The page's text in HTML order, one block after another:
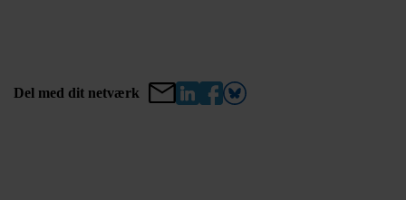
Del med dit netværk